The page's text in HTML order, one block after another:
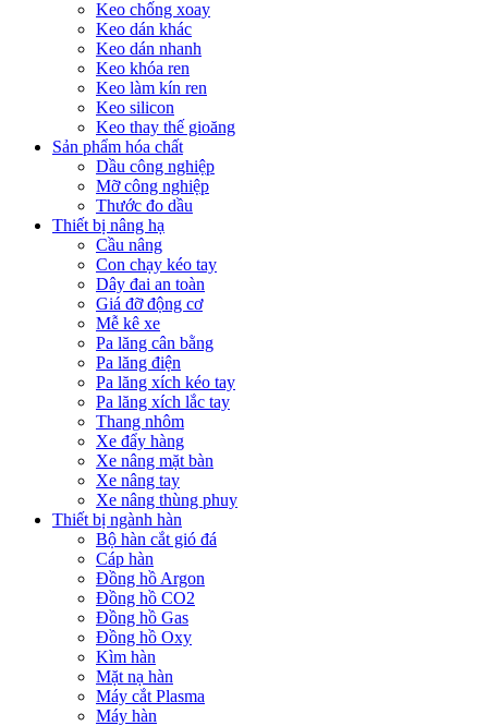
Keo chống xoay
Keo dán khác
Keo dán nhanh
Keo khóa ren
Keo làm kín ren
Keo silicon
Keo thay thế gioăng
Sản phẩm hóa chất
Dầu công nghiệp
Mỡ công nghiệp
Thước đo dầu
Thiết bị nâng hạ
Cầu nâng
Con chạy kéo tay
Dây đai an toàn
Giá đỡ động cơ
Mễ kê xe
Pa lăng cân bằng
Pa lăng điện
Pa lăng xích kéo tay
Pa lăng xích lắc tay
Thang nhôm
Xe đẩy hàng
Xe nâng mặt bàn
Xe nâng tay
Xe nâng thùng phuy
Thiết bị ngành hàn
Bộ hàn cắt gió đá
Cáp hàn
Đồng hồ Argon
Đồng hồ CO2
Đồng hồ Gas
Đồng hồ Oxy
Kìm hàn
Mặt nạ hàn
Máy cắt Plasma
Máy hàn